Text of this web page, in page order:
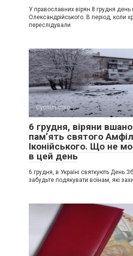
У православних вірян 8 грудня день
Олександрійського. В період, коли
переслідували
Суспільство
6 грудня, віряни
пам’ять святого
Іконійського. Що не
в цей день
6 грудня, в Україні святкують День
забудьте подякувати воїнам, які